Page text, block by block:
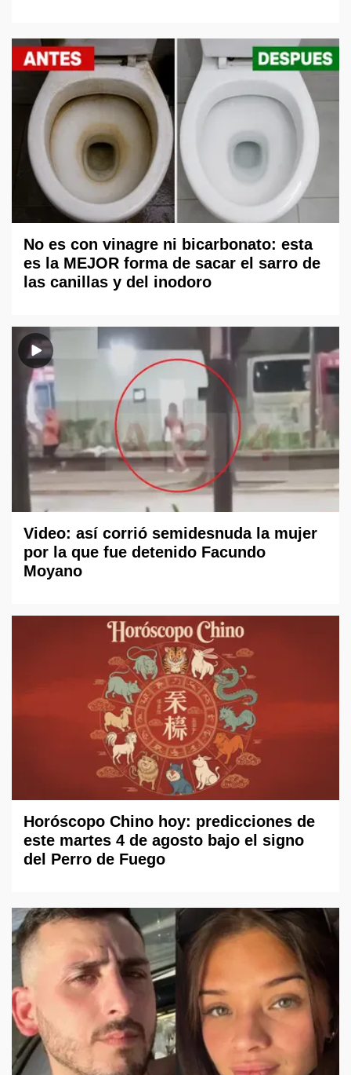
No es con vinagre ni bicarbonato: esta
es la MEJOR forma de sacar el sarro de
las canillas y del inodoro
Video: así corrió semidesnuda la mujer
por la que fue detenido Facundo
Moyano
Horóscopo Chino hoy: predicciones de
este martes 4 de agosto bajo el signo
del Perro de Fuego